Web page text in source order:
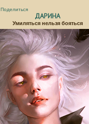
Поделиться
ДАРИНА
Умиляться нельзя бояться